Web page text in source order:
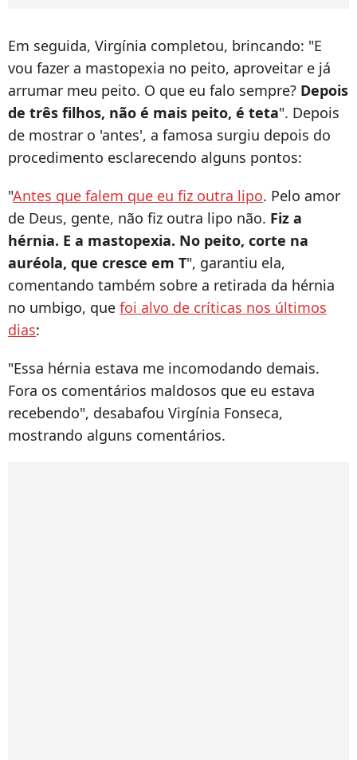
Em seguida, Virgínia completou, brincando: "E
vou fazer a mastopexia no peito, aproveitar e já
arrumar meu peito. O que eu falo sempre? Depois
de três filhos, não é mais peito, é teta". Depois
de mostrar o 'antes', a famosa surgiu depois do
procedimento esclarecendo alguns pontos:
"Antes que falem que eu fiz outra lipo. Pelo amor
de Deus, gente, não fiz outra lipo não. Fiz a
hérnia. E a mastopexia. No peito, corte na
auréola, que cresce em T", garantiu ela,
comentando também sobre a retirada da hérnia
no umbigo, que foi alvo de críticas nos últimos
dias:
"Essa hérnia estava me incomodando demais.
Fora os comentários maldosos que eu estava
recebendo", desabafou Virgínia Fonseca,
mostrando alguns comentários.